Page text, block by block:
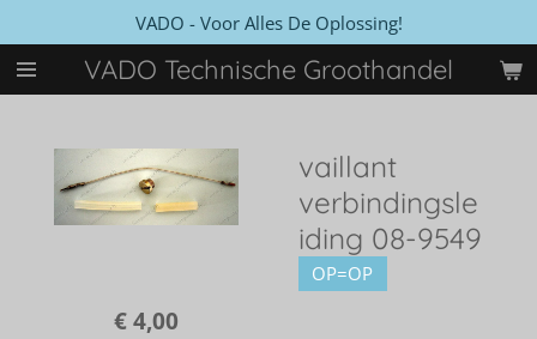
direct
naar
VADO Technische Groothandel
VADO - Voor Alles De Oplossing!
vaillant
verbindingsle
iding 08-9549
OP=OP
€ 4,00